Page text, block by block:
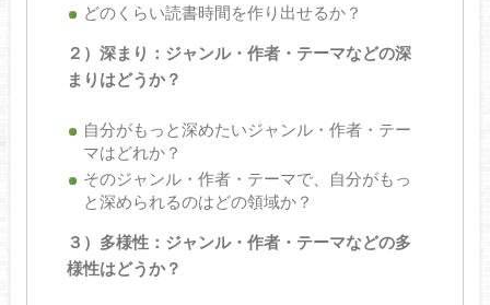
どのくらい読書時間を作り出せるか？
２）深まり：ジャンル・作者・テーマなどの深
まりはどうか？
自分がもっと深めたいジャンル・作者・テー
マはどれか？
そのジャンル・作者・テーマで、自分がもっ
と深められるのはどの領域か？
３）多様性：ジャンル・作者・テーマなどの多
様性はどうか？